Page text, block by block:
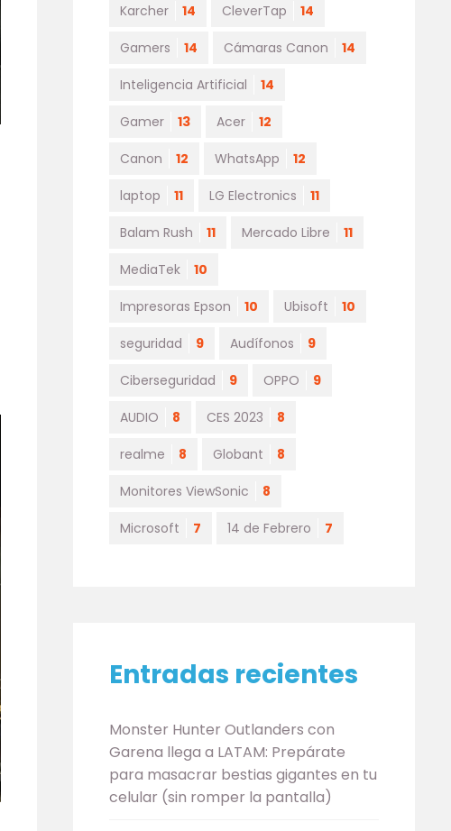
Karcher 14 CleverTap 14
Gamers 14 Cámaras Canon 14
Inteligencia Artificial 14
Gamer 13 Acer 12
Canon 12 WhatsApp 12
laptop 11 LG Electronics 11
Balam Rush 11 Mercado Libre 11
MediaTek 10
Impresoras Epson 10 Ubisoft 10
seguridad 9 Audífonos 9
Ciberseguridad 9 OPPO 9
AUDIO 8 CES 2023 8
realme 8 Globant 8
Monitores ViewSonic 8
Microsoft 7 14 de Febrero 7
Entradas recientes
Monster Hunter Outlanders con
Garena llega a LATAM: Prepárate
para masacrar bestias gigantes en tu
celular (sin romper la pantalla)